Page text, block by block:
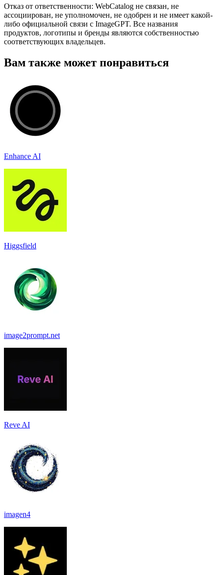
Отказ от ответственности: WebCatalog не связан, не
ассоциирован, не уполномочен, не одобрен и не имеет какой-
либо официальной связи с ImageGPT. Все названия
продуктов, логотипы и бренды являются собственностью
соответствующих владельцев.
Вам также может понравиться
Enhance AI
Higgsfield
image2prompt.net
Reve AI
imagen4